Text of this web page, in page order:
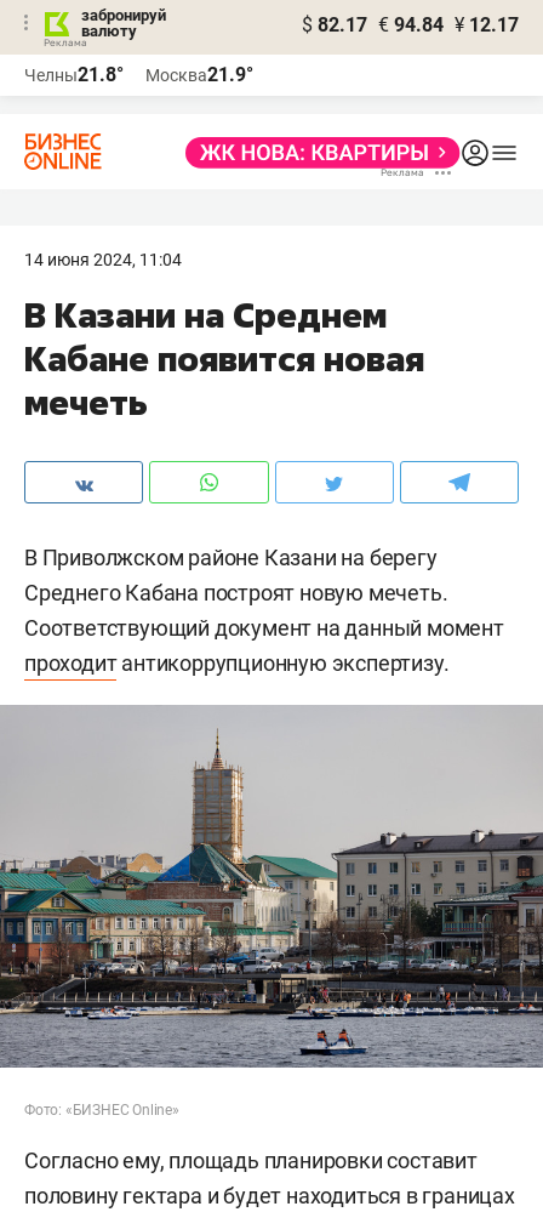
забронируй
валюту
$ 82.17 € 94.84 ¥ 12.17
Челны21.8° Москва21.9°
14 июня 2024, 11:04
В Казани на Среднем
Кабане появится новая
мечеть
В Приволжском районе Казани на берегу
Среднего Кабана построят новую мечеть.
Соответствующий документ на данный момент
проходитантикоррупционную экспертизу.
Фото: «БИЗНЕС Online»
Согласно ему, площадь планировки составит
половину гектара и будет находиться в границах